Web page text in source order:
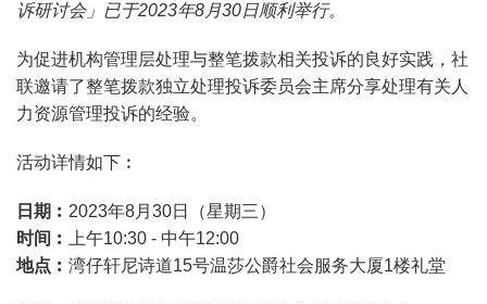
诉研讨会」已于2023年8月30日顺利举行。
为促进机构管理层处理与整笔拨款相关投诉的良好实践，社
联邀请了整笔拨款独立处理投诉委员会主席分享处理有关人
力资源管理投诉的经验。
活动详情如下︰
日期︰ 2023年8月30日（星期三）
时间︰
上午10:30 - 中午12:00
地点︰ 湾仔轩尼诗道15号温莎公爵社会服务大厦1楼礼堂